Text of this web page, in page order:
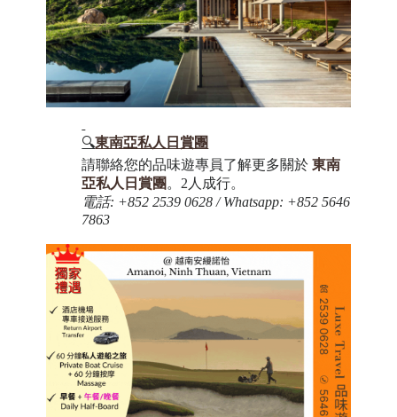
🔍東南亞私人日賞團
請聯絡您的品味遊專員了解更多關於 東南
亞私人日賞團 。2人成行。
電話: +852 2539 0628 / Whatsapp: +852 5646
7863